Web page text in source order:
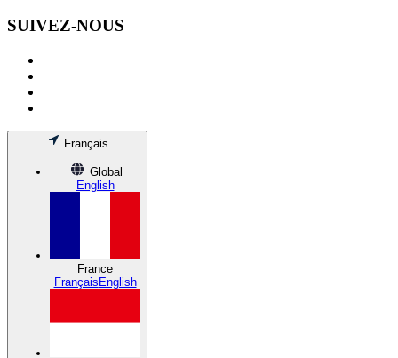
SUIVEZ-NOUS
Français
Global
English
France
Français English